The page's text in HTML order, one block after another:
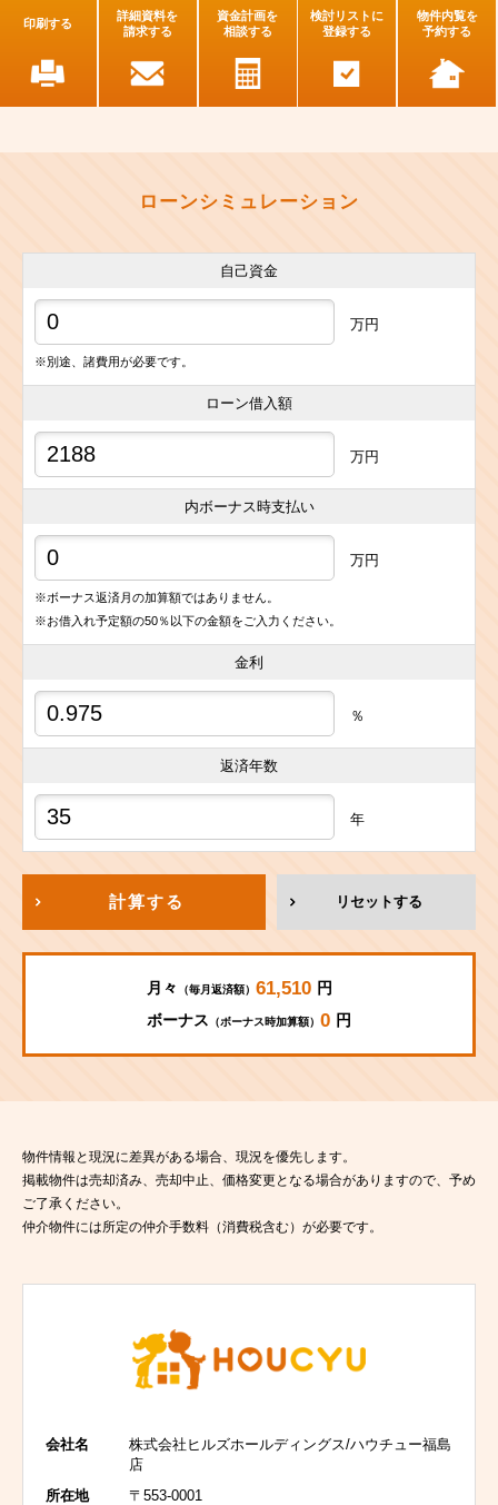
印刷する
詳細資料を
請求する
資金計画を
相談する
検討リストに
登録する
物件内覧を
予約する
ローンシミュレーション
自己資金
万円
※別途、諸費用が必要です。
ローン借入額
万円
内ボーナス時支払い
万円
※ボーナス返済月の加算額ではありません。
※お借入れ予定額の50％以下の金額をご入力ください。
金利
％
返済年数
年
計算する リセットする
月々 （毎月返済額） 61,510 円
ボーナス （ボーナス時加算額） 0 円
物件情報と現況に差異がある場合、現況を優先します。
掲載物件は売却済み、売却中止、価格変更となる場合がありますので、予め
ご了承ください。
仲介物件には所定の仲介手数料（消費税含む）が必要です。
会社名
株式会社ヒルズホールディングス/ハウチュー福島
店
所在地
〒553-0001